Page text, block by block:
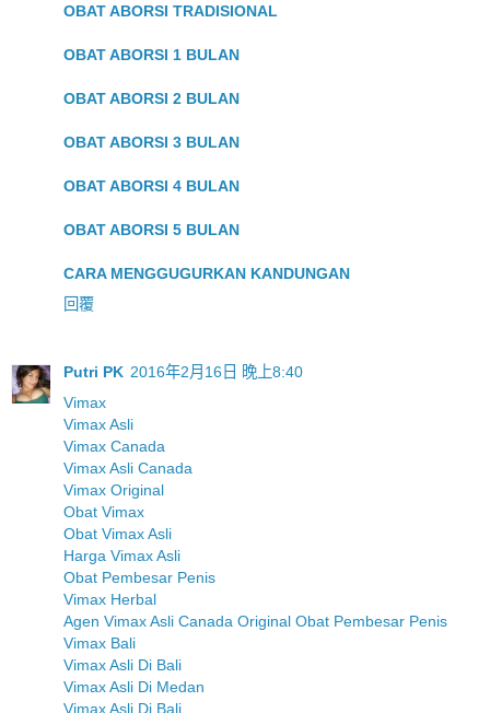
OBAT ABORSI TRADISIONAL
OBAT ABORSI 1 BULAN
OBAT ABORSI 2 BULAN
OBAT ABORSI 3 BULAN
OBAT ABORSI 4 BULAN
OBAT ABORSI 5 BULAN
CARA MENGGUGURKAN KANDUNGAN
回覆
Putri PK 2016年2月16日 晚上8:40
Vimax
Vimax Asli
Vimax Canada
Vimax Asli Canada
Vimax Original
Obat Vimax
Obat Vimax Asli
Harga Vimax Asli
Obat Pembesar Penis
Vimax Herbal
Agen Vimax Asli Canada Original Obat Pembesar Penis
Vimax Bali
Vimax Asli Di Bali
Vimax Asli Di Medan
Vimax Asli Di Bali